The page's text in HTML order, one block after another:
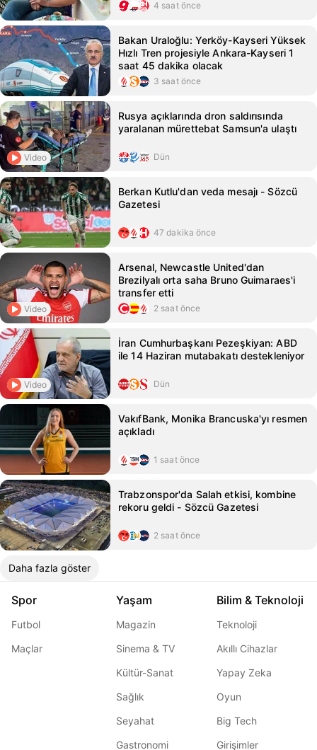
4 saat önce
Bakan Uraloğlu: Yerköy-Kayseri Yüksek
Hızlı Tren projesiyle Ankara-Kayseri 1
saat 45 dakika olacak
3 saat önce
Video
Rusya açıklarında dron saldırısında
yaralanan mürettebat Samsun'a ulaştı
Dün
Berkan Kutlu'dan veda mesajı - Sözcü
Gazetesi
47 dakika önce
Video
Arsenal, Newcastle United'dan
Brezilyalı orta saha Bruno Guimaraes'i
transfer etti
2 saat önce
Video
İran Cumhurbaşkanı Pezeşkiyan: ABD
ile 14 Haziran mutabakatı destekleniyor
Dün
VakıfBank, Monika Brancuska'yı resmen
açıkladı
1 saat önce
Trabzonspor'da Salah etkisi, kombine
rekoru geldi - Sözcü Gazetesi
2 saat önce
Daha fazla göster
Spor
Futbol
Maçlar
Yaşam
Magazin
Sinema & TV
Kültür-Sanat
Sağlık
Seyahat
Gastronomi
Bilim & Teknoloji
Teknoloji
Akıllı Cihazlar
Yapay Zeka
Oyun
Big Tech
Girişimler